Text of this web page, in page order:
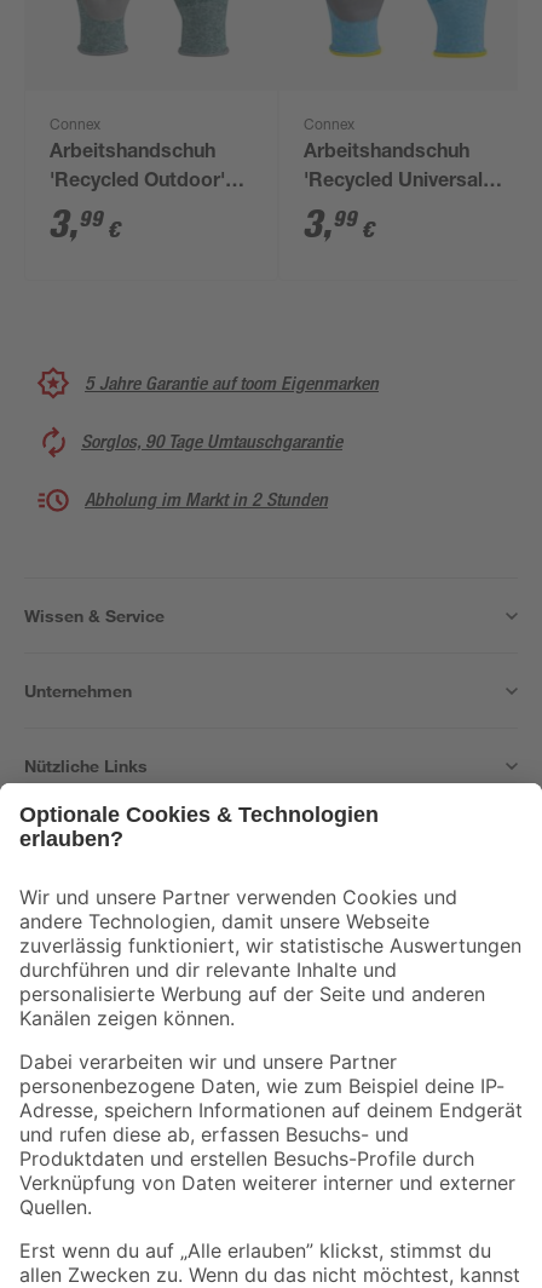
Connex
Arbeitshandschuh
'Recycled Outdoor'
grün/weiß/grau Größe
9/L
3,99 €
Connex
Arbeitshandschuh
'Recycled Universal'
blau/grau Größe
10/XL
3,99 €
5 Jahre Garantie auf toom Eigenmarken
Sorglos, 90 Tage Umtauschgarantie
Abholung im Markt in 2 Stunden
Wissen & Service
Unternehmen
Nützliche Links
Der toom Newsletter: Keine Angebote und Aktionen mehr verpassen!
Zur Newsletter Anmeldung
Folge uns
Zahlungsarten Versandarten
Sicher einkaufen